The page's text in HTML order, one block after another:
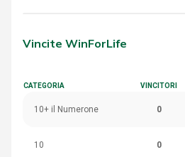
Vincite WinForLife
CATEGORIA VINCITORI
10+ il Numerone 0
10 0